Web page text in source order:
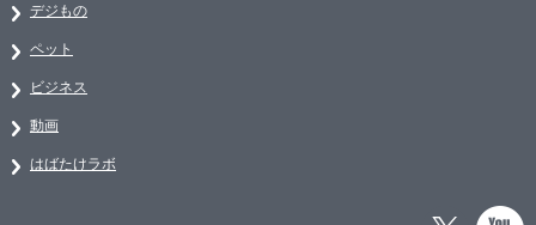
デジもの
ペット
ビジネス
動画
はばたけラボ